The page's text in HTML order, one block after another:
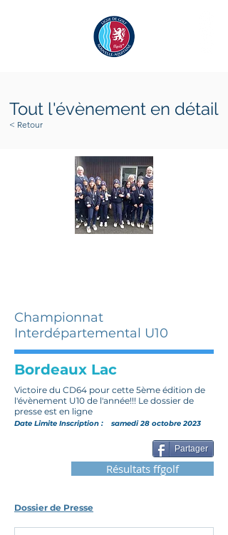
Tout l'évènement en détail
< Retour
Championnat
Interdépartemental U10
Bordeaux Lac
Victoire du CD64 pour cette 5ème édition de
l'évènement U10 de l'année!!! Le dossier de
presse est en ligne
Date Limite Inscription : samedi 28 octobre 2023
Partager
Résultats ffgolf
Dossier de Presse